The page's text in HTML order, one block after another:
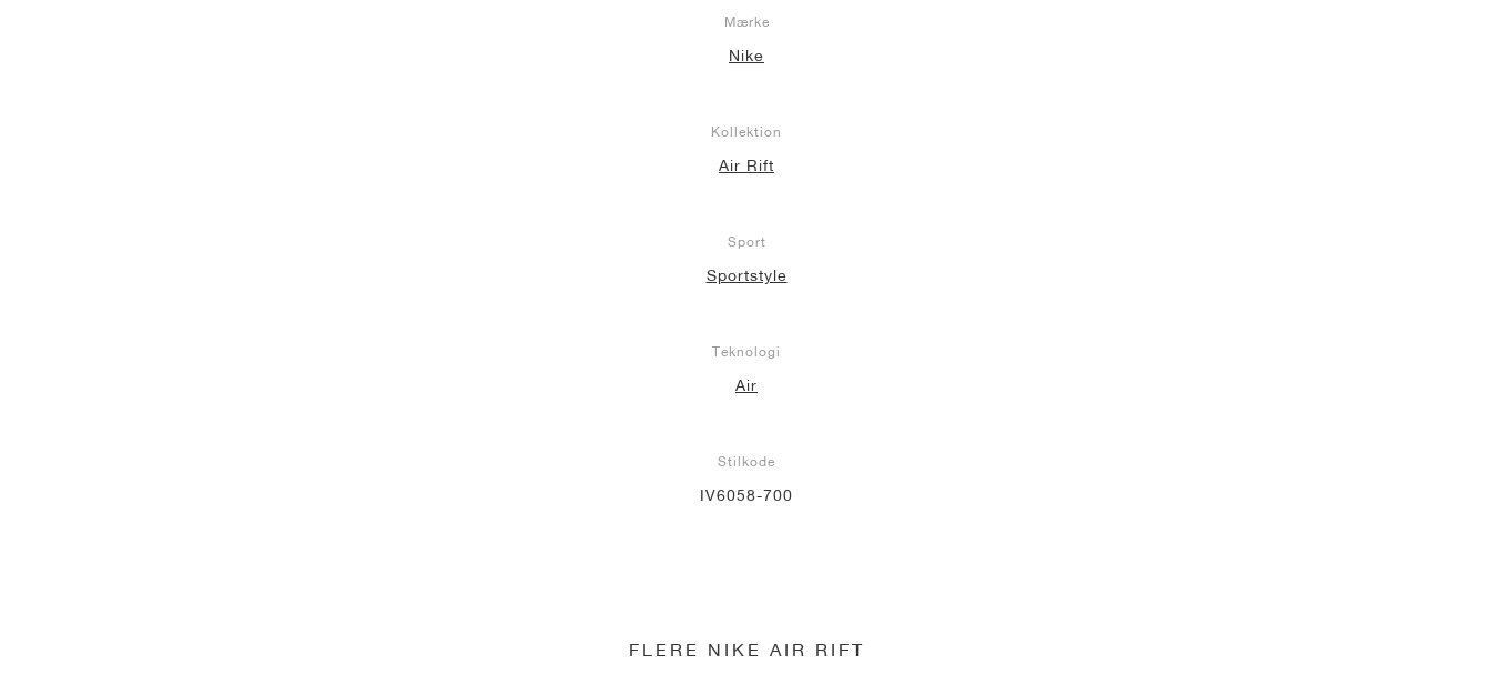
Mærke
Nike
Kollektion
Air Rift
Sport
Sportstyle
Teknologi
Air
Stilkode
IV6058-700
FLERE NIKE AIR RIFT